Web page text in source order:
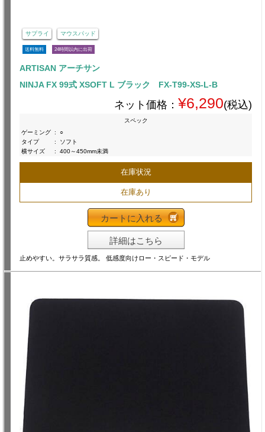
サプライ マウスパッド
送料無料 24時間以内に出荷
ARTISAN アーチサン
NINJA FX 99式 XSOFT L ブラック FX-T99-XS-L-B
ネット価格： ¥6,290(税込)
スペック
ゲーミング :
○
タイプ
:
ソフト
横サイズ
: 400～450mm未満
在庫状況
在庫あり
カートに入れる
詳細はこちら
止めやすい。サラサラ質感。 低感度向けロー・スピード・モデル